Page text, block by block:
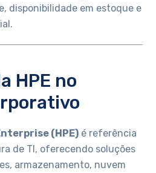
disponibilidade em estoque e
HPE no
(HPE) é referência
de TI, oferecendo soluções
armazenamento, nuvem